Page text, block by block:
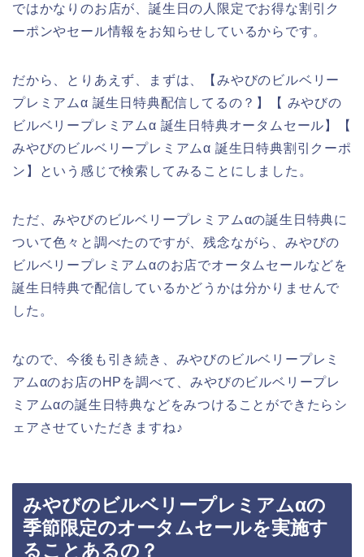
ではかなりのお店が、誕生日の人限定でお得な割引ク
ーポンやセール情報をお知らせしているからです。
だから、とりあえず、まずは、【みやびのビルベリー
プレミアムα 誕生日特典配信してるの？】【 みやびの
ビルベリープレミアムα 誕生日特典オータムセール】【
みやびのビルベリープレミアムα 誕生日特典割引クーポ
ン】という感じで検索してみることにしました。
ただ、みやびのビルベリープレミアムαの誕生日特典に
ついて色々と調べたのですが、残念ながら、みやびの
ビルベリープレミアムαのお店でオータムセールなどを
誕生日特典で配信しているかどうかは分かりませんで
した。
なので、今後も引き続き、みやびのビルベリープレミ
アムαのお店のHPを調べて、みやびのビルベリープレ
ミアムαの誕生日特典などをみつけることができたらシ
ェアさせていただきますね♪
みやびのビルベリープレミアムαの
季節限定のオータムセールを実施す
ることあるの？